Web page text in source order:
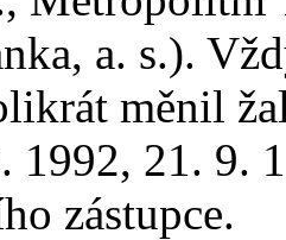
a. s.).
měnil
1992, 21. 9.
zástupce.